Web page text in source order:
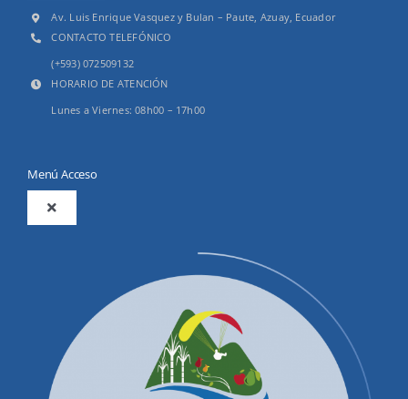
Av. Luis Enrique Vasquez y Bulan – Paute, Azuay, Ecuador
CONTACTO TELEFÓNICO
(+593) 072509132
HORARIO DE ATENCIÓN
Lunes a Viernes: 08h00 – 17h00
Menú Acceso
Toggle
Productos y Servicios
Convocatorias Precalificación